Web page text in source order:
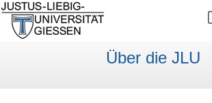
Über die JLU